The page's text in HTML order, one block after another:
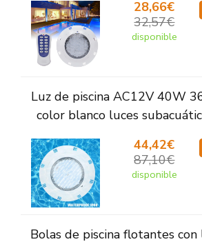
28,66€
32,57€
disponible
Luz de piscina AC12V 40W
color blanco luces
44,42€
87,10€
disponible
Bolas de piscina flotantes con